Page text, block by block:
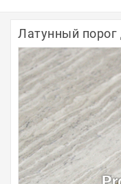
Полосы из металла
Плинтуса
Профили для стекла
Обводы для труб
Алюминиевые
Латунный